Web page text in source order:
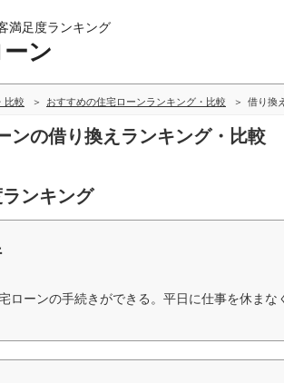
満足度ランキング
ン
比較 おすすめの住宅ローンランキング・比較 借り換え
ンの借り換えランキング・比較
ンキング
ローンの手続きができる。平日に仕事を休まな